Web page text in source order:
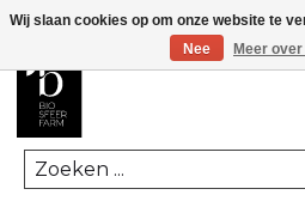
Zoeken
Wij slaan cookies op om onze website te
Nee
Meer